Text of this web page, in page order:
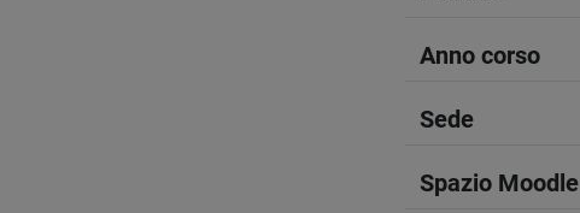
Anno corso
Sede
Spazio Moodle